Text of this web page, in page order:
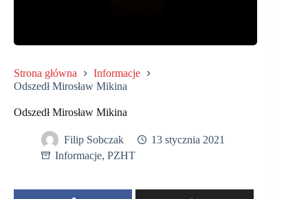
Strona główna
Informacje
Odszedł Mirosław Mikina
Odszedł Mirosław Mikina
Filip Sobczak
13 stycznia 2021
Informacje, PZHT